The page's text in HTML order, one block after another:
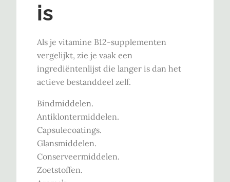
is
Als je vitamine B12-supplementen
vergelijkt, zie je vaak een
ingrediëntenlijst die langer is dan het
actieve bestanddeel zelf.
Bindmiddelen.
Antiklontermiddelen.
Capsulecoatings.
Glansmiddelen.
Conserveermiddelen.
Zoetstoffen.